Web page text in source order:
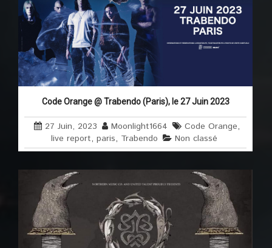
Code Orange @ Trabendo (Paris), le 27 Juin 2023
27 Juin, 2023 Moonlight1664 Code Orange,
live report,paris, Trabendo Non classé